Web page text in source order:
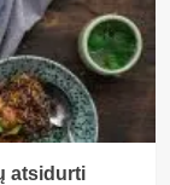
atsidurti